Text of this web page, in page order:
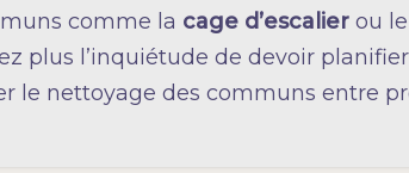
comme la cage d’escalier ou le
plus l’inquiétude de devoir
le nettoyage des communs entre